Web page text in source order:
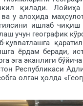
қилади.
у алоҳида
ишлаб
учун географик
қувватлашга
ёрдам беради,
эга эканлиги
Республикаси
олган ҳолда